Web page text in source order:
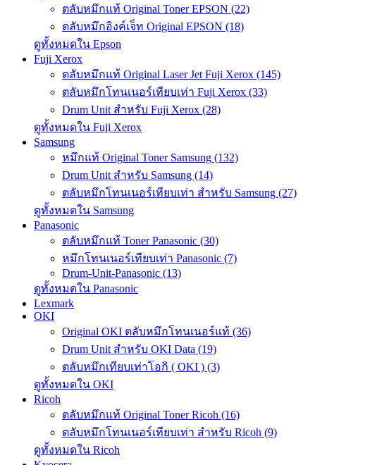
ตลับหมึกแท้ Original Toner EPSON (22)
ตลับหมึกอิงค์เจ็ท Original EPSON (18)
ดูทั้งหมดใน Epson
Fuji Xerox
ตลับหมึกแท้ Original Laser Jet Fuji Xerox (145)
ตลับหมึกโทนเนอร์เทียบเท่า Fuji Xerox (33)
Drum Unit สำหรับ Fuji Xerox (28)
ดูทั้งหมดใน Fuji Xerox
Samsung
หมึกแท้ Original Toner Samsung (132)
Drum Unit สำหรับ Samsung (14)
ตลับหมึกโทนเนอร์เทียบเท่า สำหรับ Samsung (27)
ดูทั้งหมดใน Samsung
Panasonic
ตลับหมึกแท้ Toner Panasonic (30)
หมึกโทนเนอร์เทียบเท่า Panasonic (7)
Drum-Unit-Panasonic (13)
ดูทั้งหมดใน Panasonic
Lexmark
OKI
Original OKI ตลับหมึกโทนเนอร์แท้ (36)
Drum Unit สำหรับ OKI Data (19)
ตลับหมึกเทียบเท่าโอกิ ( OKI ) (3)
ดูทั้งหมดใน OKI
Ricoh
ตลับหมึกแท้ Original Toner Ricoh (16)
ตลับหมึกโทนเนอร์เทียบเท่า สำหรับ Ricoh (9)
ดูทั้งหมดใน Ricoh